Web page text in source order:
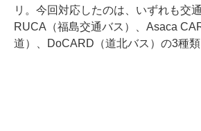
リ。今回対応したのは、いずれも交
RUCA（福島交通バス）、Asaca
道）、DoCARD（道北バス）の3種類